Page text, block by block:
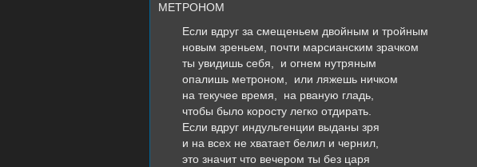
МЕТРОНОМ
Если вдруг за смещеньем двойным и тройным
новым зреньем, почти марсианским зрачком
ты увидишь себя, и огнем нутряным
опалишь метроном, или ляжешь ничком
на текучее время, на рваную гладь,
чтобы было коросту легко отдирать.
Если вдруг индульгенции выданы зря
и на всех не хватает белил и чернил,
это значит что вечером ты без царя